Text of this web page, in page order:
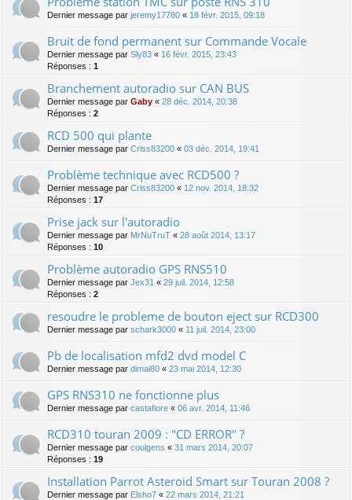
Dernier message par jeremy17780 « 18 févr. 2015, 09:18
Bruit de fond permanent sur Commande Vocale
Dernier message par Sly83 « 16 févr. 2015, 23:43
Réponses : 1
Branchement autoradio sur CAN BUS
Dernier message par Gaby « 28 déc. 2014, 20:38
Réponses : 2
RCD 500 qui plante
Dernier message par Criss83200 « 03 déc. 2014, 19:41
Problème technique avec RCD500 ?
Dernier message par Criss83200 « 12 nov. 2014, 18:32
Réponses : 17
Prise jack sur l'autoradio
Dernier message par MrNuTruT « 28 août 2014, 13:17
Réponses : 10
Problème autoradio GPS RNS510
Dernier message par Jex31 « 29 juil. 2014, 12:58
Réponses : 2
resoudre le probleme de bouton eject sur RCD300
Dernier message par schark3000 « 11 juil. 2014, 23:00
Pb de localisation mfd2 dvd model C
Dernier message par dimai80 « 23 mai 2014, 12:30
GPS RNS310 ne fonctionne plus
Dernier message par castafiore « 06 avr. 2014, 11:46
RCD310 touran 2009 : "CD ERROR" ?
Dernier message par coulgens « 31 mars 2014, 20:07
Réponses : 19
Installation Parrot Asteroid Smart sur Touran 2008 ?
Dernier message par Elsho7 « 22 mars 2014, 21:21